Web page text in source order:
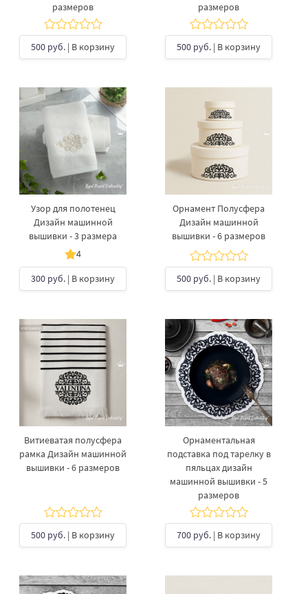
размеров
500 руб. | В корзину
размеров
500 руб. | В корзину
Узор для полотенец
Дизайн машинной
вышивки - 3 размера
4
300 руб. | В корзину
Орнамент Полусфера
Дизайн машинной
вышивки - 6 размеров
500 руб. | В корзину
Витиеватая полусфера
рамка Дизайн машинной
вышивки - 6 размеров
500 руб. | В корзину
Орнаментальная
подставка под тарелку​ в
пяльцах дизайн
машинной вышивки - 5
размеров
700 руб. | В корзину